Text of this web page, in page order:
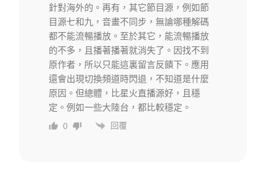
針對海外的。再有，其它節目源，例如節
目源七和九，音畫不同步，無論哪種解碼
都不能流暢播放。至於其它，能流暢播放
的不多，且播著播著就消失了。因找不到
原作者，所以只能這裏留言反饋下。應用
還會出現切換頻道時閃退，不知道是什麼
原因。但總體，比星火直播源好，且穩
定。例如一些大陸台，都比較穩定。
0 回覆